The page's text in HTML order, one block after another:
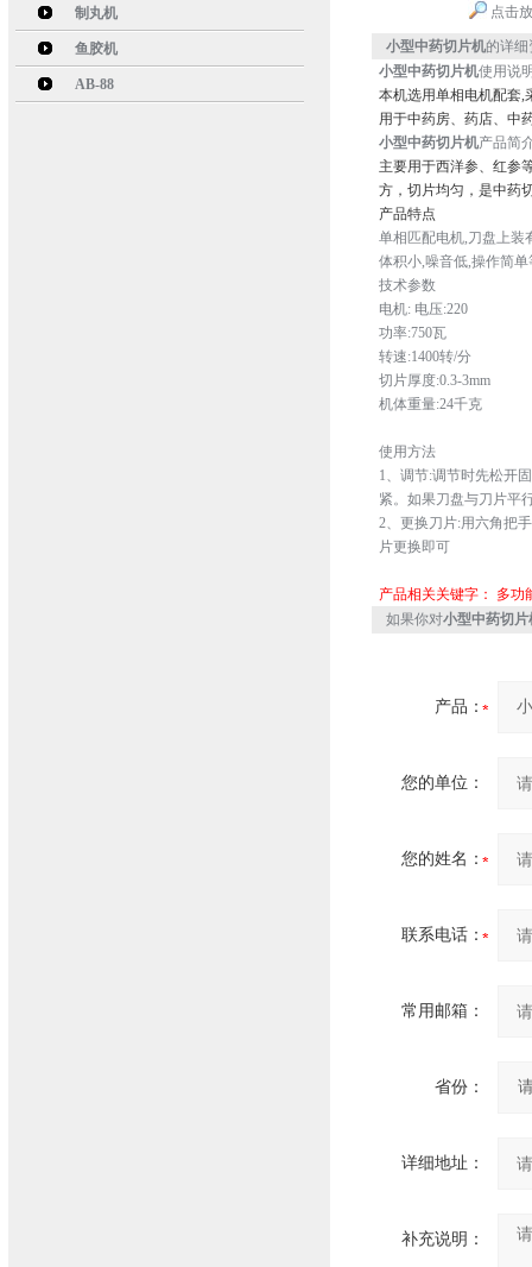
制丸机
鱼胶机
AB-88
点击
小型中药切片机的详细
小型中药切片机使用说
本机选用单相电机配套,
用于中药房、药店、中
小型中药切片机产品简
主要用于西洋参、红参
方，切片均匀，是中药
产品
单相匹配电机,刀盘上装
体积小,噪音低,操作简
技术参
电机: 电压:220
功率:750瓦
转速:1400转/分
切片厚度:0.3-3mm
机体重量:24千克
使用方法
1、调节:调节时先松开
紧。如果刀盘与刀片平
2、更换刀片:用六角把
片更换即可
产品相关关键字：
多功
如果你对小型中药切片
产品：
您的单位：
您的姓名：
联系电话：
常用邮箱：
省份：
详细地址：
补充说明：